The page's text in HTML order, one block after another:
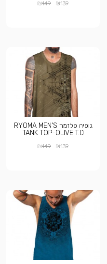
₪139
₪149
גופיה פלזמה RYOMA MEN’S
TANK TOP-OLIVE T.D
₪139
₪149